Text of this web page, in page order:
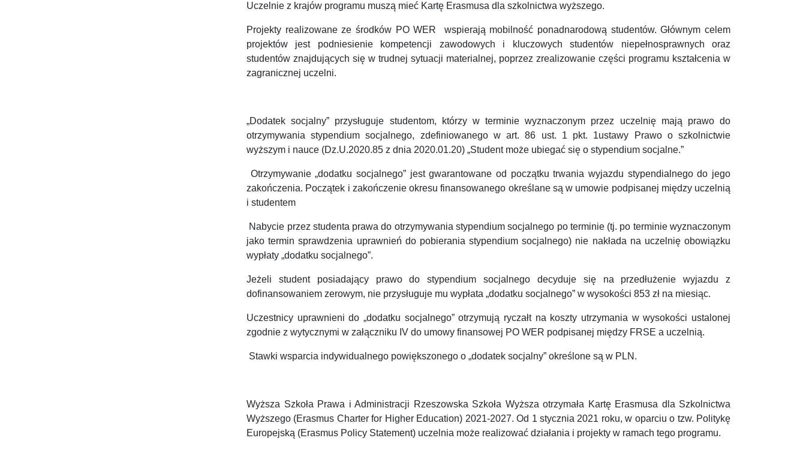
Uczelnie z krajów programu muszą mieć Kartę Erasmusa dla szkolnictwa wyższego.
Projekty realizowane ze środków PO WER wspierają mobilność ponadnarodową studentów. Głównym celem
projektów jest podniesienie kompetencji zawodowych i kluczowych studentów niepełnosprawnych oraz
studentów znajdujących się w trudnej sytuacji materialnej, poprzez zrealizowanie części programu kształcenia w
zagranicznej uczelni.
„Dodatek socjalny” przysługuje studentom, którzy w terminie wyznaczonym przez uczelnię mają prawo do
otrzymywania stypendium socjalnego, zdefiniowanego w art. 86 ust. 1 pkt. 1ustawy Prawo o szkolnictwie
wyższym i nauce (Dz.U.2020.85 z dnia 2020.01.20) „Student może ubiegać się o stypendium socjalne.”
Otrzymywanie „dodatku socjalnego” jest gwarantowane od początku trwania wyjazdu stypendialnego do jego
zakończenia. Początek i zakończenie okresu finansowanego określane są w umowie podpisanej między uczelnią
i studentem
Nabycie przez studenta prawa do otrzymywania stypendium socjalnego po terminie (tj. po terminie wyznaczonym
jako termin sprawdzenia uprawnień do pobierania stypendium socjalnego) nie nakłada na uczelnię obowiązku
wypłaty „dodatku socjalnego”.
Jeżeli student posiadający prawo do stypendium socjalnego decyduje się na przedłużenie wyjazdu z
dofinansowaniem zerowym, nie przysługuje mu wypłata „dodatku socjalnego” w wysokości 853 zł na miesiąc.
Uczestnicy uprawnieni do „dodatku socjalnego” otrzymują ryczałt na koszty utrzymania w wysokości ustalonej
zgodnie z wytycznymi w załączniku IV do umowy finansowej PO WER podpisanej między FRSE a uczelnią.
Stawki wsparcia indywidualnego powiększonego o „dodatek socjalny” określone są w PLN.
Wyższa Szkoła Prawa i Administracji Rzeszowska Szkoła Wyższa otrzymała Kartę Erasmusa dla Szkolnictwa
Wyższego (Erasmus Charter for Higher Education) 2021-2027. Od 1 stycznia 2021 roku, w oparciu o tzw. Politykę
Europejską (Erasmus Policy Statement) uczelnia może realizować działania i projekty w ramach tego programu.